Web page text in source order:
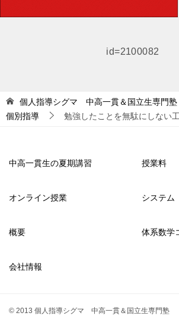
id=2100082
個人指導シグマ 中高一貫＆国立生専門塾
個別指導
勉強したことを無駄にしない
中高一貫生の夏期講習 授業料
オンライン授業 システム
概要 体系数学
会社情報
© 2013 個人指導シグマ 中高一貫＆国立生専門塾